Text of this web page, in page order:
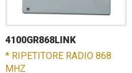
4100GR868LINK
* RIPETITORE RADIO 868
MHZ